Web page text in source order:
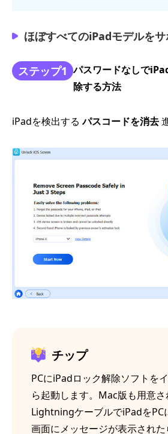
ほぼすべてのiPadモデルをサ
ステップ1 パスワードなしで
除する方法
iPadを検出するパスコードを消去
チップ
PCにiPadロック解除ソフトを
ら起動します。Mac版も用意さ
LightningケーブルでiPadをPC
画面にメッセージが表示され